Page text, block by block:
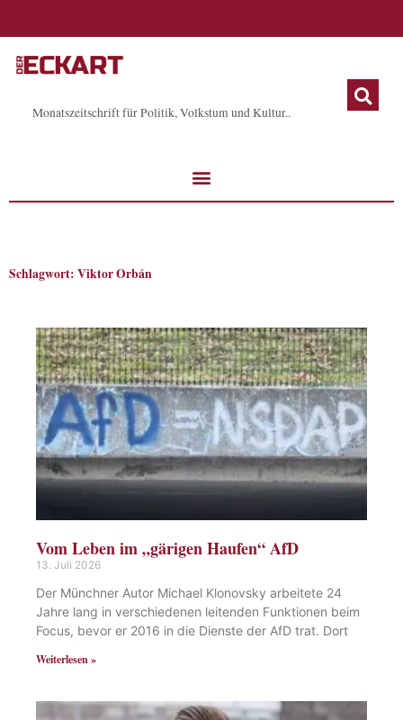
Monatszeitschrift für Politik, Volkstum und Kultur..
Schlagwort: Viktor Orbán
Vom Leben im „gärigen Haufen“ AfD
13. Juli 2026
Der Münchner Autor Michael Klonovsky arbeitete 24
Jahre lang in verschiedenen leitenden Funktionen beim
Focus, bevor er 2016 in die Dienste der AfD trat. Dort
Weiterlesen »
SeiteSeiteSeiteSeiteSeite